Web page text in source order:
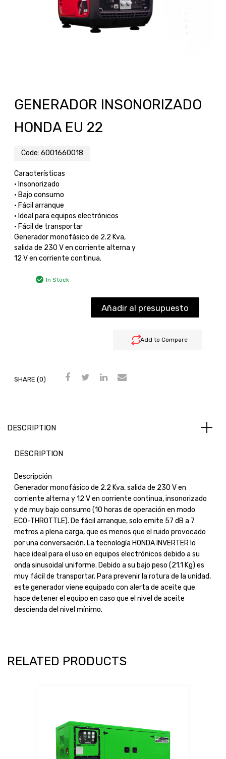
GENERADOR INSONORIZADO
HONDA EU 22
Code: 6001660018
Características
• Insonorizado
• Bajo consumo
• Fácil arranque
• Ideal para equipos electrónicos
• Fácil de transportar
Generador monofásico de 2.2 Kva,
salida de 230 V en corriente alterna y
12 V en corriente continua.
In Stock
Add to Compare
Añadir al presupuesto
SHARE (0)
DESCRIPTION
DESCRIPTION
Descripción
Generador monofásico de 2.2 Kva, salida de 230 V en
corriente alterna y 12 V en corriente continua, insonorizado
y de muy bajo consumo (10 horas de operación en modo
ECO-THROTTLE). De fácil arranque, solo emite 57 dB a 7
metros a plena carga, que es menos que el ruido provocado
por una conversación. La tecnología HONDA INVERTER lo
hace ideal para el uso en equipos electrónicos debido a su
onda sinusoidal uniforme. Debido a su bajo peso (21.1 Kg) es
muy fácil de transportar. Para prevenir la rotura de la unidad,
este generador viene equipado con alerta de aceite que
hace detener el equipo en caso que el nivel de aceite
descienda del nivel mínimo.
RELATED PRODUCTS